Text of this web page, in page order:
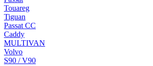
Touareg
Tiguan
Passat CC
Caddy
MULTIVAN
Volvo
S90 / V90